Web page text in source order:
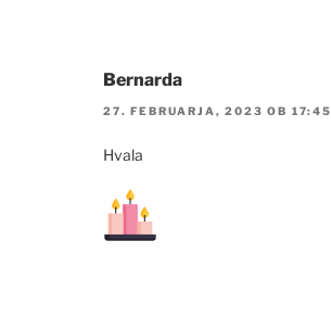
Bernarda
27. FEBRUARJA, 2023 OB 17:45
Hvala